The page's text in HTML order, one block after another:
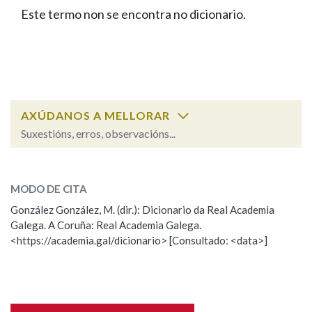
FIGURAS HOMENAXEADAS
PORTAL DAS PALABRAS
Facebook
TwitterYoutubeInstagram
Bluesky
BUSCAR NOS LEMAS
Remata por
BUSCAR NO CONTIDO
Nas definicións
Este termo non se encontra no dicionario.
AXÚDANOS A MELLORAR
Suxestións, erros, observacións...
Observación
Nome
MODO DE CITA
González González, M. (dir.): Dicionario da Real Academia
Galega. A Coruña: Real Academia Galega.
<https://academia.gal/dicionario> [Consultado: <data>]